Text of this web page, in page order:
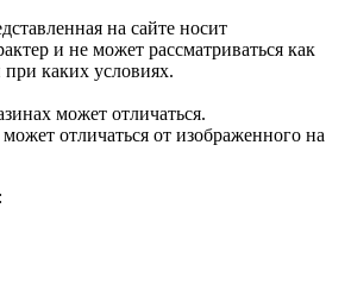
на сайте носит
и не может рассматриваться как
каких условиях.
может отличаться.
отличаться от изображенного на